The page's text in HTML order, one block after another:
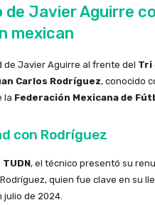
de Javier Aguirre
mexican
de Javier Aguirre al frente del Tri
Carlos Rodríguez, conocido
la Federación Mexicana de
con Rodríguez
TUDN, el técnico presentó su
quien fue clave en su
julio de 2024.